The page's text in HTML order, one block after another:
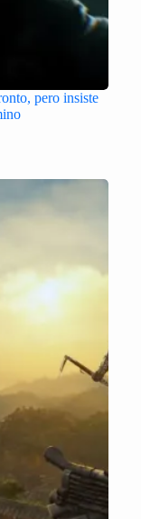
pero insiste